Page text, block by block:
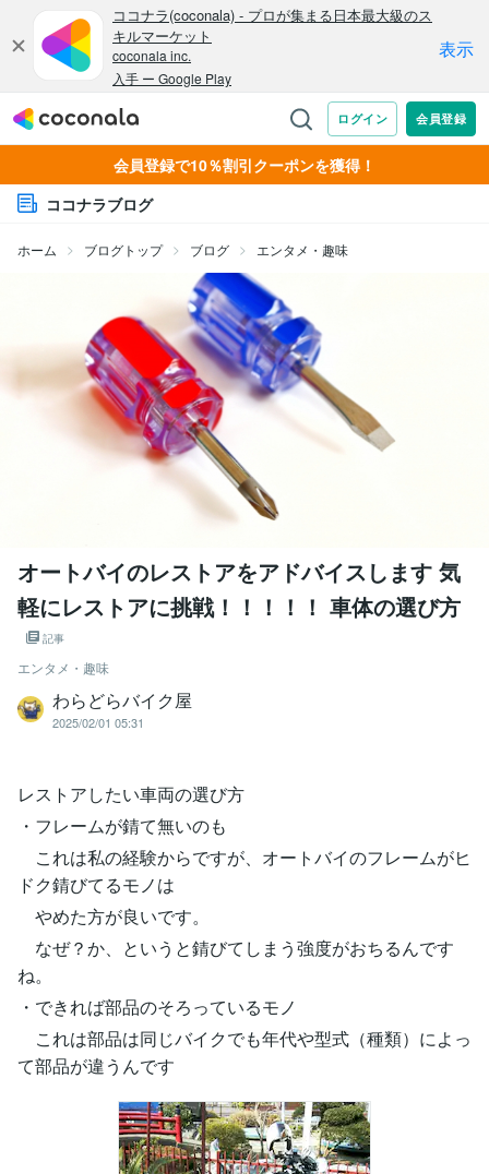
会員登録で10％割引クーポンを獲得！
ココナラブログ
ホーム ブログトップ ブログ エンタメ・趣味
オートバイのレストアをアドバイスします 気
軽にレストアに挑戦！！！！！ 車体の選び方
記事
エンタメ・趣味
わらどらバイク屋
2025/02/01 05:31
レストアしたい車両の選び方
・フレームが錆て無いのも
これは私の経験からですが、オートバイのフレームがヒ
ドク錆びてるモノは
やめた方が良いです。
なぜ？か、というと錆びてしまう強度がおちるんです
ね。
・できれば部品のそろっているモノ
これは部品は同じバイクでも年代や型式（種類）によっ
て部品が違うんです